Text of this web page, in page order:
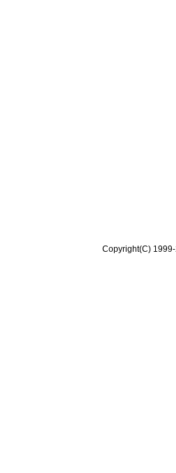
Copyright(C)